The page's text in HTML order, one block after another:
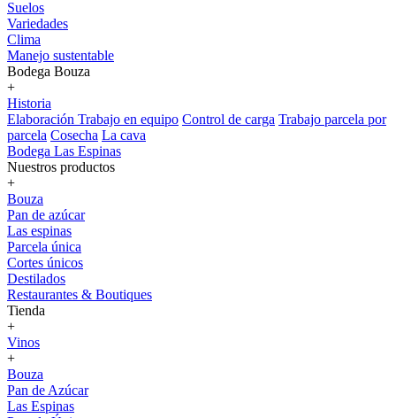
Suelos
Variedades
Clima
Manejo sustentable
Bodega Bouza
+
Historia
Elaboración Trabajo en equipo Control de carga Trabajo parcela por
parcela Cosecha La cava
Bodega Las Espinas
Nuestros productos
+
Bouza
Pan de azúcar
Las espinas
Parcela única
Cortes únicos
Destilados
Restaurantes & Boutiques
Tienda
+
Vinos
+
Bouza
Pan de Azúcar
Las Espinas